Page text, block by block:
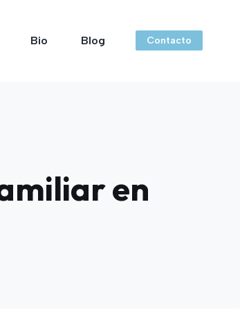
Bio Blog Contacto
en